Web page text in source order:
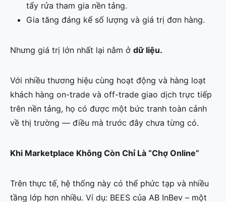
tẩy rửa tham gia nền tảng.
Gia tăng đáng kể số lượng và giá trị đơn hàng.
Nhưng giá trị lớn nhất lại nằm ở dữ liệu.
Với nhiều thương hiệu cùng hoạt động và hàng loạt
khách hàng on-trade và off-trade giao dịch trực tiếp
trên nền tảng, họ có được một bức tranh toàn cảnh
về thị trường — điều mà trước đây chưa từng có.
Khi Marketplace Không Còn Chỉ Là “Chợ Online”
Trên thực tế, hệ thống này có thể phức tạp và nhiều
tầng lớp hơn nhiều. Ví dụ: BEES của AB InBev – một